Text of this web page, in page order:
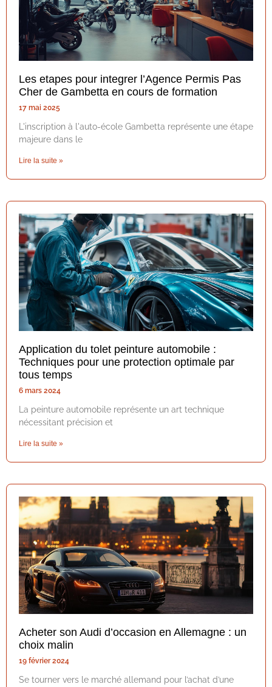
Les etapes pour integrer l’Agence Permis Pas
Cher de Gambetta en cours de formation
17 mai 2025
L'inscription à l'auto-école Gambetta représente une étape
majeure dans le
Lire la suite »
Application du tolet peinture automobile :
Techniques pour une protection optimale par
tous temps
6 mars 2024
La peinture automobile représente un art technique
nécessitant précision et
Lire la suite »
Acheter son Audi d’occasion en Allemagne : un
choix malin
19 février 2024
Se tourner vers le marché allemand pour l’achat d’une